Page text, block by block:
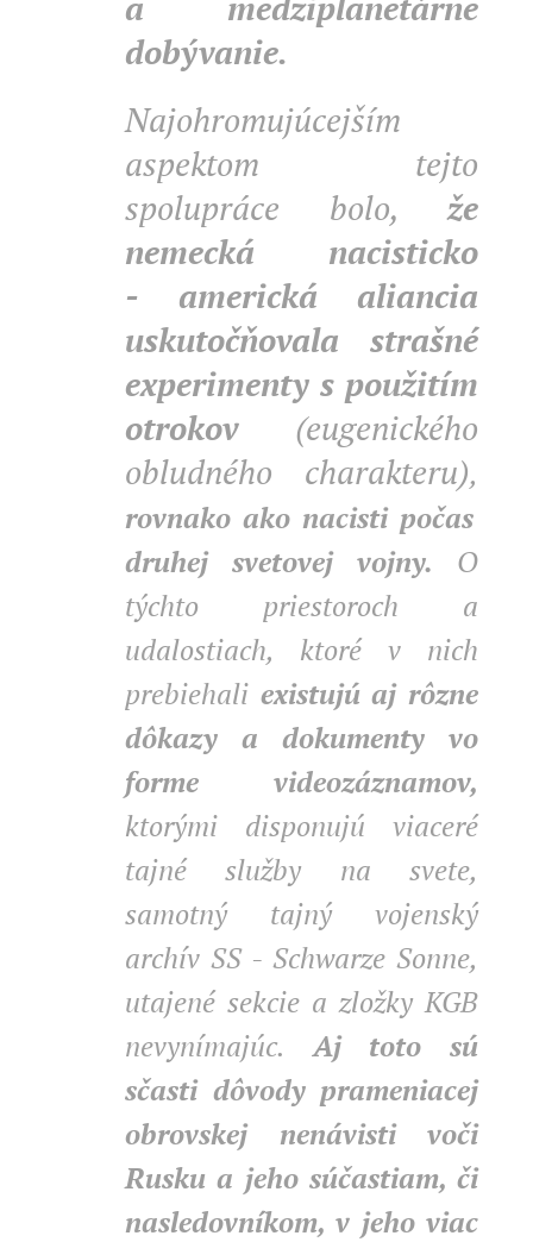
dobývanie.
Najohromujúcejším
aspektom tejto
spolupráce bolo,že
nemecká nacisticko
- americká aliancia
uskutočňovala strašné
experimenty s použitím
otrokov (eugenického
obludného charakteru),
rovnako ako nacisti počas
druhej svetovej vojny. O
týchto priestoroch a
udalostiach, ktoré v nich
prebiehali existujú aj rôzne
dôkazy a dokumenty vo
forme videozáznamov,
ktorými disponujú viaceré
tajné služby na svete,
samotný tajný vojenský
archív SS - Schwarze Sonne,
utajené sekcie a zložky KGB
nevynímajúc.Aj toto sú
sčasti dôvody prameniacej
obrovskej nenávisti voči
Rusku a jeho súčastiam, či
nasledovníkom, v jeho viac